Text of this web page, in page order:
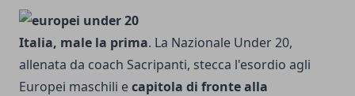
Italia, male la prima. La Nazionale Under 20,
allenata da coach Sacripanti, stecca l'esordio agli
Europei maschili ecapitola di fronte alla